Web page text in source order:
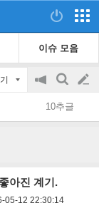
이슈 모음
공
지
on/off
검
색
글
쓰
10추글
아진 계기.
05-12 22:30:14